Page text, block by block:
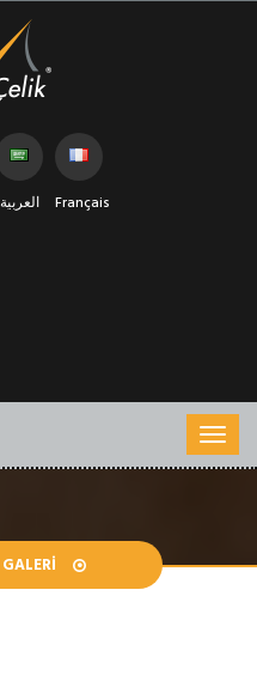
العربية Français
GALERI